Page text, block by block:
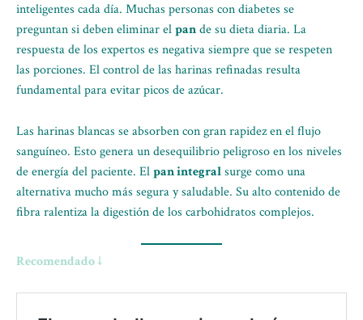
inteligentes cada día. Muchas personas con diabetes se
preguntan si deben eliminar elpande su dieta diaria. La
respuesta de los expertos es negativa siempre que se respeten
las porciones. El control de las harinas refinadas resulta
fundamental para evitar picos de azúcar.
Las harinas blancas se absorben con gran rapidez en el flujo
sanguíneo. Esto genera un desequilibrio peligroso en los niveles
de energía del paciente. Elpan integralsurge como una
alternativa mucho más segura y saludable. Su alto contenido de
fibra ralentiza la digestión de los carbohidratos complejos.
Recomendado ↓